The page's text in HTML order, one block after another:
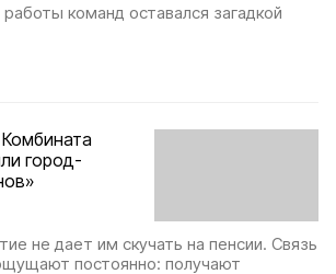
команд оставался загадкой
город-
не дает им скучать на пенсии. Связь
постоянно: получают